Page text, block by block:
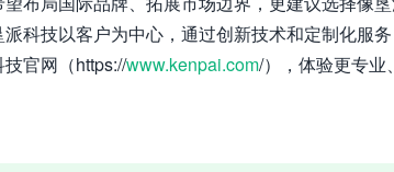
科技以客户为中心，通过创新技术和定制化服
官网（https://www.kenpai.com/），体验更专业